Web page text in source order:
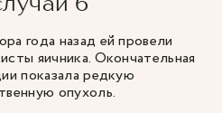
года назад ей провели
яичника. Окончательная
показала редкую
опухоль.